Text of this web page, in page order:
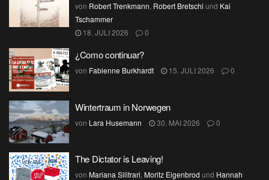
von Robert Trenkmann, Robert Bretschi und Kai
Tschammer
18. JULI 2026
0
¿Como continuar?
von Fabienne Burkhardt 15. JULI 2026 0
Wintertraum in Norwegen
von Lara Husemann 30. MAI 2026 0
The Dictator is Leaving!
von Mariana Silitrari, Moritz Eigenbrod und Hannah